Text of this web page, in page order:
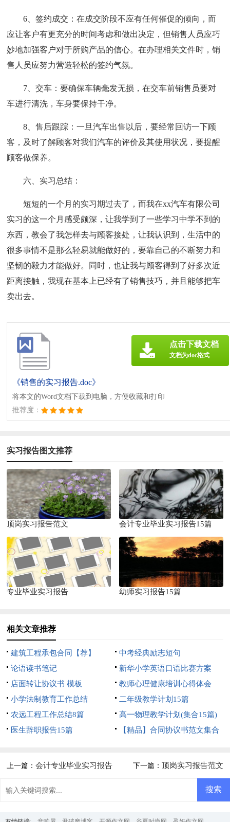
6、签约成交：在成交阶段不应有任何催促的倾向，而
应让客户有更充分的时间考虑和做出决定，但销售人员应巧
妙地加强客户对于所购产品的信心。在办理相关文件时，销
售人员应努力营造轻松的签约气氛。
7、交车：要确保车辆毫发无损，在交车前销售员要对
车进行清洗，车身要保持干净。
8、售后跟踪：一旦汽车出售以后，要经常回访一下顾
客，及时了解顾客对我们汽车的评价及其使用状况，要提醒
顾客做保养。
六、实习总结：
短短的一个月的实习期过去了，而我在xx汽车有限公司
实习的这一个月感受颇深，让我学到了一些学习中学不到的
东西，教会了我怎样去与顾客接处，让我认识到，生活中的
很多事情不是那么轻易就能做好的，要靠自己的不断努力和
坚韧的毅力才能做好。同时，也让我与顾客得到了好多次近
距离接触，我现在基本上已经有了销售技巧，并且能够把车
卖出去。
《销售的实习报告.doc》
将本文的Word文档下载到电脑，方便收藏和打印
推荐度：
点击下载文档
文档为doc格式
实习报告图文推荐
顶岗实习报告范文 会计专业毕业实习报告15篇
专业毕业实习报告 幼师实习报告15篇
相关文章推荐
建筑工程承包合同【荐】
中考经典励志短句
论语读书笔记
新华小学英语口语比赛方案
店面转让协议书 模板
教师心理健康培训心得体会
小学法制教育工作总结
二年级教学计划15篇
农远工程工作总结8篇
高一物理教学计划(集合15篇)
医生辞职报告15篇
【精品】合同协议书范文集合
上一篇：会计专业毕业实习报告 下一篇： 顶岗实习报告范文